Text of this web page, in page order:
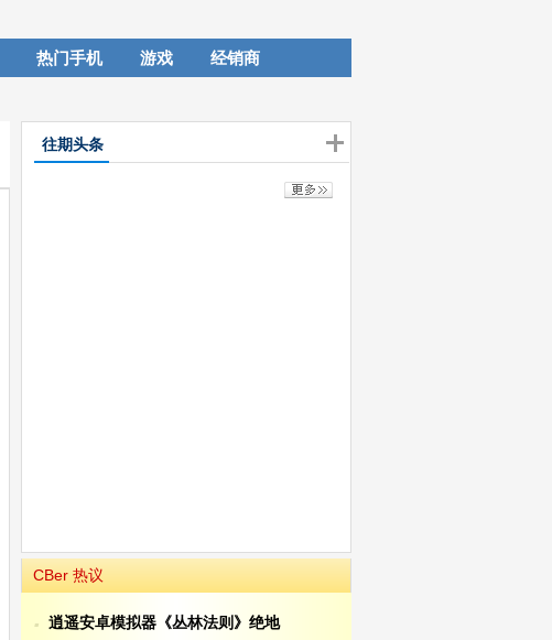
热门手机 游戏 经销商
往期头条
CBer 热议
· 逍遥安卓模拟器《丛林法则》绝地